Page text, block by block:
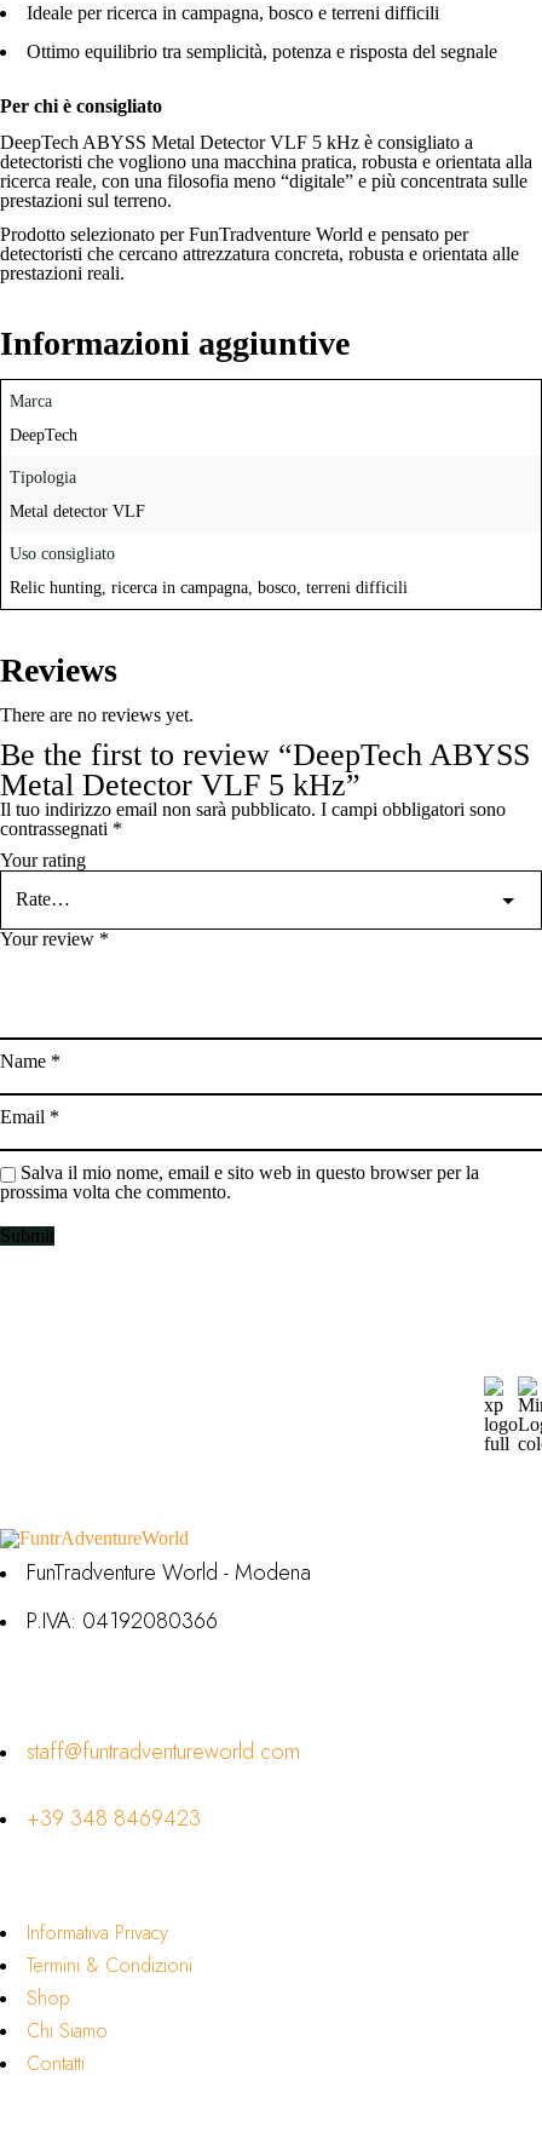
Ideale per ricerca in campagna, bosco e terreni difficili
Ottimo equilibrio tra semplicità, potenza e risposta del segnale
Per chi è consigliato
DeepTech ABYSS Metal Detector VLF 5 kHz è consigliato a
detectoristi che vogliono una macchina pratica, robusta e orientata alla
ricerca reale, con una filosofia meno “digitale” e più concentrata sulle
prestazioni sul terreno.
Prodotto selezionato per FunTradventure World e pensato per
detectoristi che cercano attrezzatura concreta, robusta e orientata alle
prestazioni reali.
Informazioni aggiuntive
Marca
DeepTech
Tipologia
Metal detector VLF
Uso consigliato
Relic hunting, ricerca in campagna, bosco, terreni difficili
Reviews
There are no reviews yet.
Be the first to review “DeepTech ABYSS
Metal Detector VLF 5 kHz”
Il tuo indirizzo email non sarà pubblicato. I campi obbligatori sono
contrassegnati *
Your rating
Your review *
Name *
Email *
Salva il mio nome, email e sito web in questo browser per la
prossima volta che commento.
FunTradventure World - Modena
P.IVA: 04192080366
staff@funtradventureworld.com
+39 348 8469423
Informativa Privacy
Termini & Condizioni
Shop
Chi Siamo
Contatti